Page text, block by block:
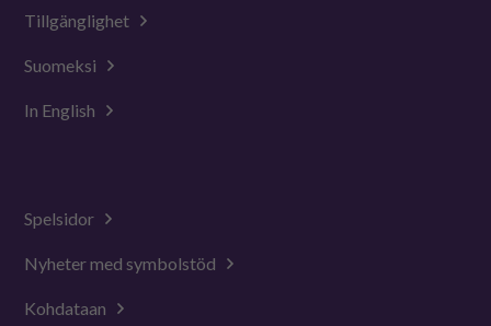
Tillgänglighet
Suomeksi
In English
Spelsidor
Nyheter med symbolstöd
Kohdataan